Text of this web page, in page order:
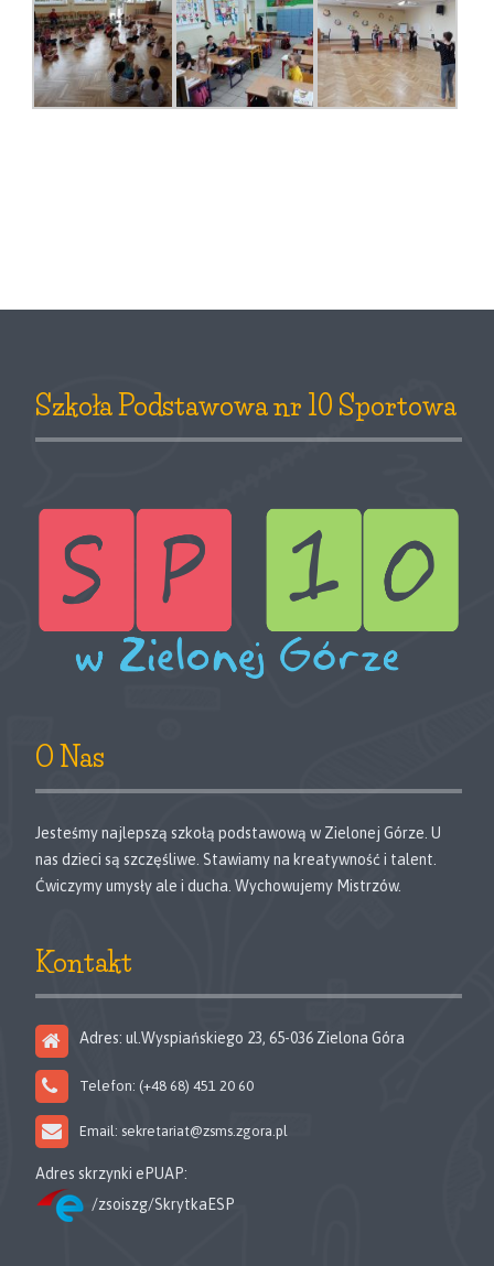
Szkoła Podstawowa nr 10 Sportowa
O Nas
Jesteśmy najlepszą szkołą podstawową w Zielonej Górze. U
nas dzieci są szczęśliwe. Stawiamy na kreatywność i talent.
Ćwiczymy umysły ale i ducha. Wychowujemy Mistrzów.
Kontakt
Adres: ul.Wyspiańskiego 23, 65-036 Zielona Góra
Telefon: (+48 68) 451 20 60
Email: sekretariat@zsms.zgora.pl
Adres skrzynki ePUAP:
/zsoiszg/SkrytkaESP